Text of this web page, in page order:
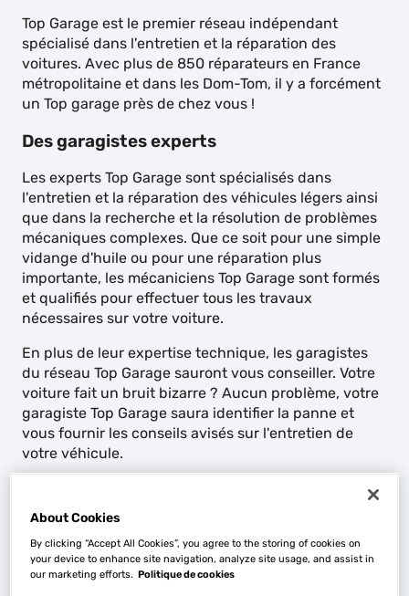
Top Garage est le premier réseau indépendant
spécialisé dans l'entretien et la réparation des
voitures. Avec plus de 850 réparateurs en France
métropolitaine et dans les Dom-Tom, il y a forcément
un Top garage près de chez vous !
Des garagistes experts
Les experts Top Garage sont spécialisés dans
l'entretien et la réparation des véhicules légers ainsi
que dans la recherche et la résolution de problèmes
mécaniques complexes. Que ce soit pour une simple
vidange d'huile ou pour une réparation plus
importante, les mécaniciens Top Garage sont formés
et qualifiés pour effectuer tous les travaux
nécessaires sur votre voiture.
En plus de leur expertise technique, les garagistes
du réseau Top Garage sauront vous conseiller. Votre
voiture fait un bruit bizarre ? Aucun problème, votre
garagiste Top Garage saura identifier la panne et
vous fournir les conseils avisés sur l'entretien de
votre véhicule.
vous avez l'assurance que la garantie constructeur
de votre véhicule sera préservée. En effet, les
garagistes respectent scrupuleusement le cahier des
charges des constructeurs, ce qui signifie que toutes
About Cookies
By clicking “Accept All Cookies”, you agree to the storing of cookies on
your device to enhance site navigation, analyze site usage, and assist in
our marketing efforts. Politique de cookies